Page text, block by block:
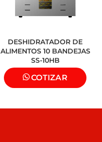
DESHIDRATADOR DE
ALIMENTOS 10 BANDEJAS
SS-10HB
COTIZAR